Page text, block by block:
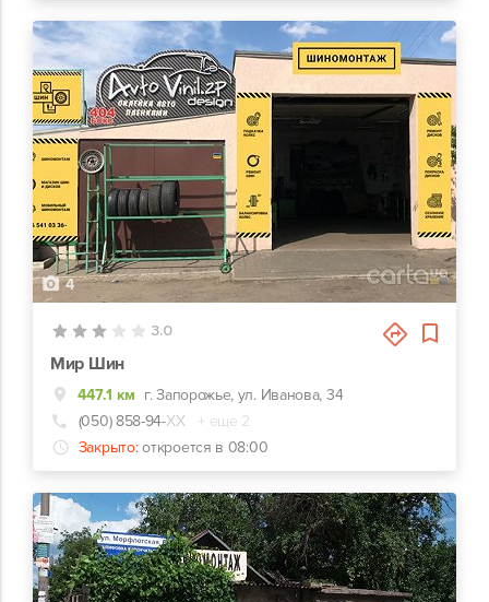
4
3.0
Мир Шин
447.1 км г. Запорожье, ул. Иванова, 34
(050) 858-94-ХХ
+ еще 2
Закрыто: откроется в 08:00